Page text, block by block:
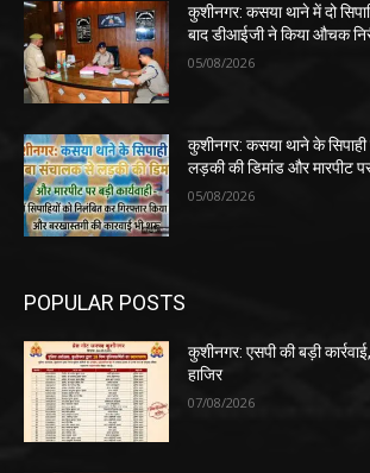
कुशीनगर: कसया थाने में दो
बाद डीआईजी ने किया औचक
05/08/2026
कुशीनगर: कसया थाने के
लड़की की डिमांड और मारपीट पर
05/08/2026
POPULAR POSTS
कुशीनगर: एसपी की बड़ी
हाजिर
07/08/2026